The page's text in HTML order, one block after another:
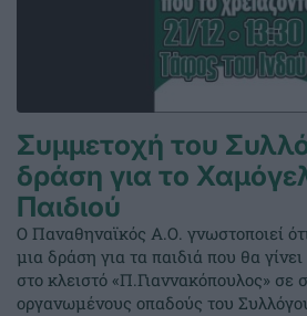
Συμμετοχή του
δράση για το
Παιδιού
Ο Παναθηναϊκός Α.Ο. γνωστοποιεί
μια δράση για τα παιδιά που θα
στο κλειστό «Π.Γιαννακόπουλος» σε
οργανωμένους οπαδούς του